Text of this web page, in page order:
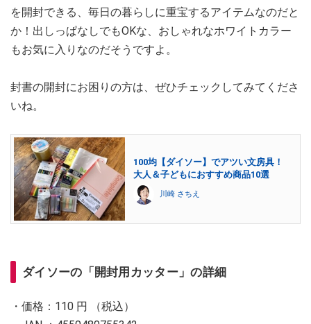
を開封できる、毎日の暮らしに重宝するアイテムなのだと
か！出しっぱなしでもOKな、おしゃれなホワイトカラー
もお気に入りなのだそうですよ。
封書の開封にお困りの方は、ぜひチェックしてみてくださ
いね。
100均【ダイソー】でアツい文房具！
大人＆子どもにおすすめ商品10選
川崎 さちえ
ダイソーの「開封用カッター」の詳細
・価格：110 円 （税込）